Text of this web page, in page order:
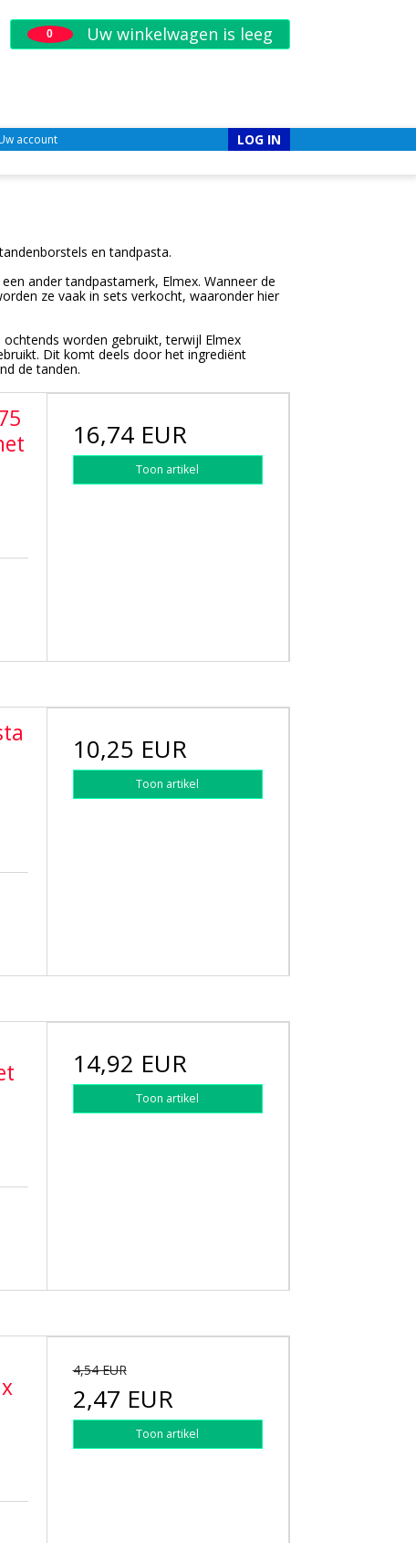
0 Uw winkelwagen is leeg
account LOG IN
en tandpasta.
ander tandpastamerk, Elmex. Wanneer de
ze vaak in sets verkocht, waaronder hier
worden gebruikt, terwijl Elmex
Dit komt deels door het ingrediënt
de tanden.
16,74 EUR
Toon artikel
10,25 EUR
Toon artikel
14,92 EUR
Toon artikel
4,54 EUR
2,47 EUR
Toon artikel